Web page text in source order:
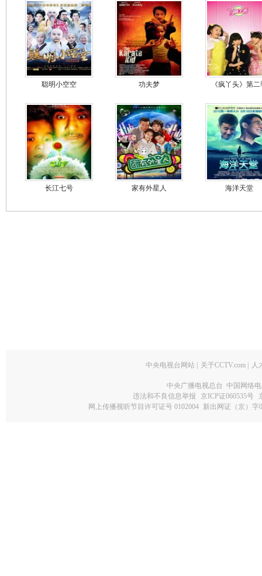
聪明小空空 功夫梦 《疯丫头》第二
长江七号 家有外星人 海洋天堂
中央电视台网站 关于CCTV.com 人
中央广播电视总台 中国网络
违法和不良信息举报
京ICP证060535号
网上传播视听节目许可证号 0102004 新出网证（京）